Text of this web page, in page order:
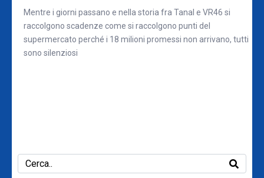
Mentre i giorni passano e nella storia fra Tanal e VR46 si
raccolgono scadenze come si raccolgono punti del
supermercato perché i 18 milioni promessi non arrivano, tutti
sono silenziosi